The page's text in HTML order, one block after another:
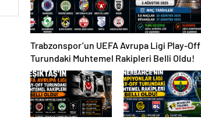
Trabzonspor’un UEFA Avrupa Ligi Play-Off
Turundaki Muhtemel Rakipleri Belli Oldu!